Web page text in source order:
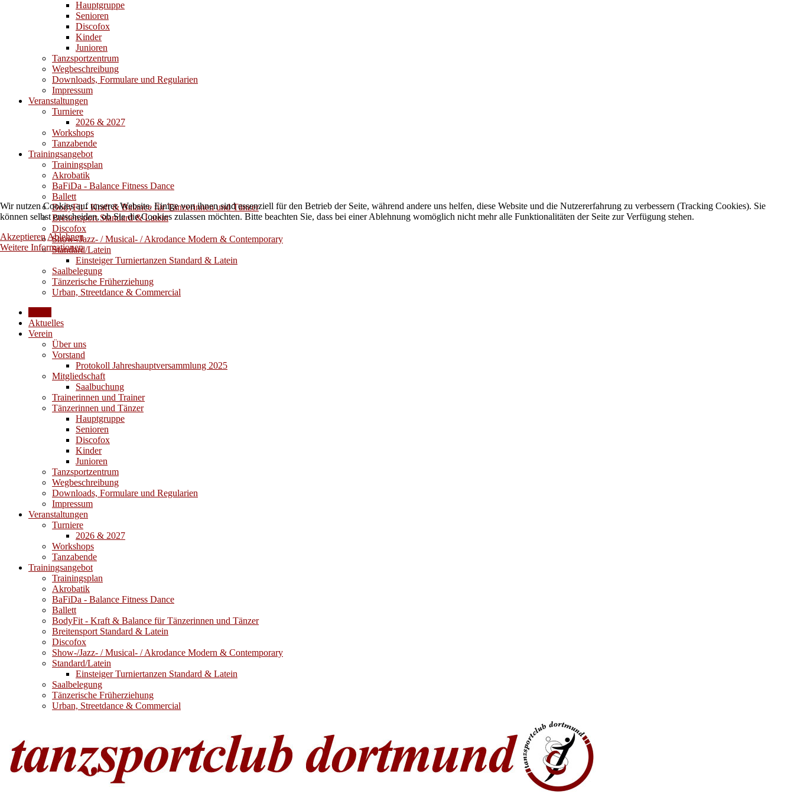
Hauptgruppe
Senioren
Discofox
Kinder
Junioren
Tanzsportzentrum
Wegbeschreibung
Downloads, Formulare und Regularien
Impressum
Veranstaltungen
Turniere
2026 & 2027
Workshops
Tanzabende
Trainingsangebot
Trainingsplan
Akrobatik
BaFiDa - Balance Fitness Dance
Ballett
BodyFit - Kraft & Balance für Tänzerinnen und Tänzer
Breitensport Standard & Latein
Discofox
Show-/Jazz- / Musical- / Akrodance Modern & Contemporary
Standard/Latein
Einsteiger Turniertanzen Standard & Latein
Saalbelegung
Tänzerische Früherziehung
Urban, Streetdance & Commercial
Aktuelles
Verein
Über uns
Vorstand
Protokoll Jahreshauptversammlung 2025
Mitgliedschaft
Saalbuchung
Trainerinnen und Trainer
Tänzerinnen und Tänzer
Hauptgruppe
Senioren
Discofox
Kinder
Junioren
Tanzsportzentrum
Wegbeschreibung
Downloads, Formulare und Regularien
Impressum
Veranstaltungen
Turniere
2026 & 2027
Workshops
Tanzabende
Trainingsangebot
Trainingsplan
Akrobatik
BaFiDa - Balance Fitness Dance
Ballett
BodyFit - Kraft & Balance für Tänzerinnen und Tänzer
Breitensport Standard & Latein
Discofox
Show-/Jazz- / Musical- / Akrodance Modern & Contemporary
Standard/Latein
Einsteiger Turniertanzen Standard & Latein
Saalbelegung
Tänzerische Früherziehung
Urban, Streetdance & Commercial
Wir nutzen Cookies auf unserer Website. Einige von ihnen sind essenziell für den Betrieb der Seite, während andere uns helfen, diese Website und die Nutzererfahrung zu verbessern (Tracking Cookies). Sie
können selbst entscheiden, ob Sie die Cookies zulassen möchten. Bitte beachten Sie, dass bei einer Ablehnung womöglich nicht mehr alle Funktionalitäten der Seite zur Verfügung stehen.
Akzeptieren Ablehnen
Weitere Informationen